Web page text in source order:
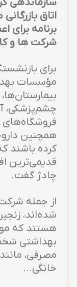
اتاق
برنامه برای
شرکت ها و
برای
مؤسسات
چشم‌پزشکی،
فروشگاه‌های
همچنین
کرده باشند
قدیمی‌ترین
چادژ گفت.
از جمله
شده‌اند،
هستند که
بهداشتی
مصرفی، مانند
خانگی...